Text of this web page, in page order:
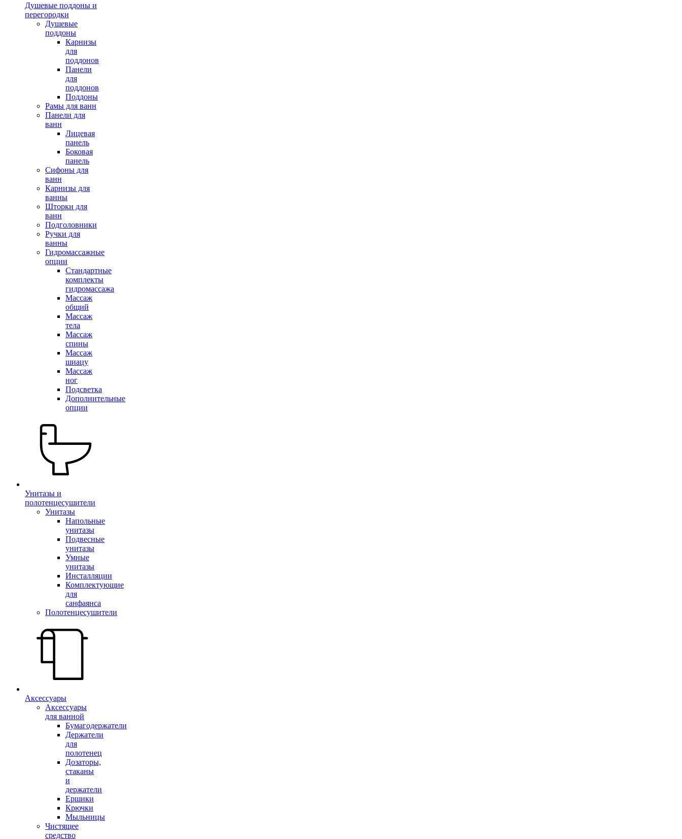
Душевые поддоны и
перегородки
Душевые
поддоны
Карнизы
для
поддонов
Панели
для
поддонов
Поддоны
Рамы для ванн
Панели для
ванн
Лицевая
панель
Боковая
панель
Сифоны для
ванн
Карнизы для
ванны
Шторки для
ванн
Подголовники
Ручки для
ванны
Гидромассажные
опции
Стандартные
комплекты
гидромассажа
Массаж
общий
Массаж
тела
Массаж
спины
Массаж
шиацу
Массаж
ног
Подсветка
Дополнительные
опции
Унитазы и
полотенцесушители
Унитазы
Напольные
унитазы
Подвесные
унитазы
Умные
унитазы
Инсталляции
Комплектующие
для
санфаянса
Полотенцесушители
Аксессуары
Аксессуары
для ванной
Бумагодержатели
Держатели
для
полотенец
Дозаторы,
стаканы
и
держатели
Ершики
Крючки
Мыльницы
Чистящее
средство